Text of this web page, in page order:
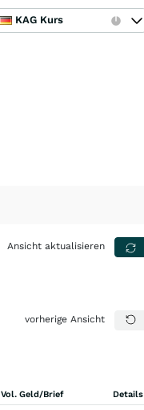
KAG Kurs
Ansicht aktualisieren
vorherige Ansicht
Vol. Geld/Brief Details